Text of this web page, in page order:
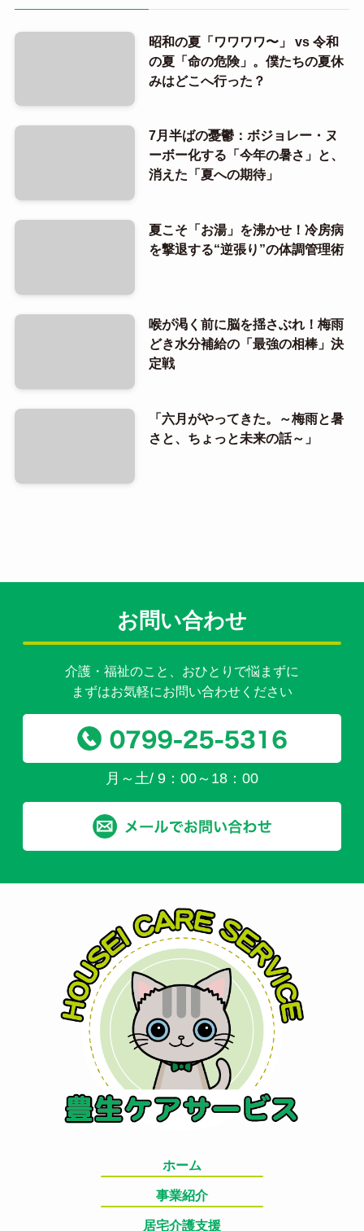
昭和の夏「ワワワワ〜」 vs 令和
の夏「命の危険」。僕たちの夏休
みはどこへ行った？
7月半ばの憂鬱：ボジョレー・ヌ
ーボー化する「今年の暑さ」と、
消えた「夏への期待」
夏こそ「お湯」を沸かせ！冷房病
を撃退する“逆張り”の体調管理術
喉が渇く前に脳を揺さぶれ！梅雨
どき水分補給の「最強の相棒」決
定戦
「六月がやってきた。～梅雨と暑
さと、ちょっと未来の話～」
お問い合わせ
介護・福祉のこと、おひとりで悩まずに
まずはお気軽にお問い合わせください
月～土/ 9：00～18：00
ホーム
事業紹介
居宅介護支援